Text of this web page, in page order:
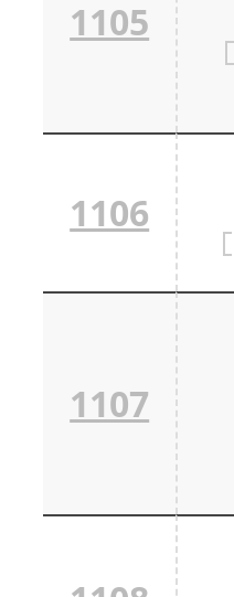
1105
1106
1107